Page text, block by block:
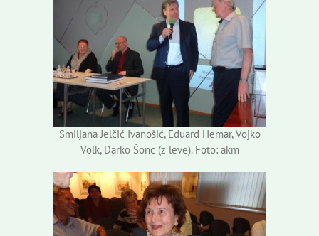
Smiljana Jelčić Ivanošić, Eduard Hemar, Vojko
Volk, Darko Šonc (z leve). Foto: akm